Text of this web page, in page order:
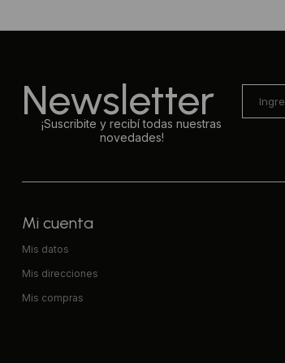
Newsletter
¡Suscribite y recibí todas nuestras
novedades!
Mi cuenta
Mis datos
Mis direcciones
Mis compras